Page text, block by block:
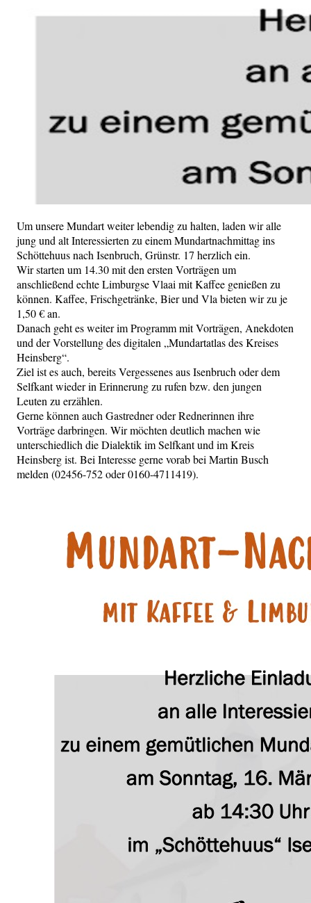
Um unsere Mundart weiter lebendig zu halten, laden wir alle
jung und alt Interessierten zu einem Mundartnachmittag ins
Schöttehuus nach Isenbruch, Grünstr. 17 herzlich ein.
Wir starten um 14.30 mit den ersten Vorträgen um
anschließend echte Limburgse Vlaai mit Kaffee genießen zu
können. Kaffee, Frischgetränke, Bier und Vla bieten wir zu je
1,50 € an.
Danach geht es weiter im Programm mit Vorträgen, Anekdoten
und der Vorstellung des digitalen „Mundartatlas des Kreises
Heinsberg“.
Ziel ist es auch, bereits Vergessenes aus Isenbruch oder dem
Selfkant wieder in Erinnerung zu rufen bzw. den jungen
Leuten zu erzählen.
Gerne können auch Gastredner oder Rednerinnen ihre
Vorträge darbringen. Wir möchten deutlich machen wie
unterschiedlich die Dialektik im Selfkant und im Kreis
Heinsberg ist. Bei Interesse gerne vorab bei Martin Busch
melden (02456-752 oder 0160-4711419).